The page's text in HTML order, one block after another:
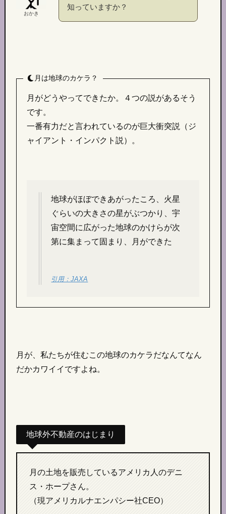
おかき
知っていますか？
月は地球のカケラ？
月がどうやってできたか。４つの説があるそう
です。
一番有力だと言われているのが巨大衝突説（ジ
ャイアント・インパクト説）。
地球がほぼできあがったころ、火星
ぐらいの大きさの星がぶつかり、宇
宙空間に広がった地球のかけらが次
第に集まって固まり、月ができた
引用：JAXA
月が、私たちが住むこの地球のカケラだなんてなん
だかカワイイですよね。
地球外不動産のはじまり
月の土地を販売しているアメリカ人のデニ
ス・ホープさん。
（現アメリカルナエンパシー社CEO）